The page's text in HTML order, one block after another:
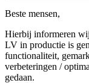
Beste mensen,
Hierbij informeren
LV in productie is
functionaliteit,
verbeteringen /
gedaan.